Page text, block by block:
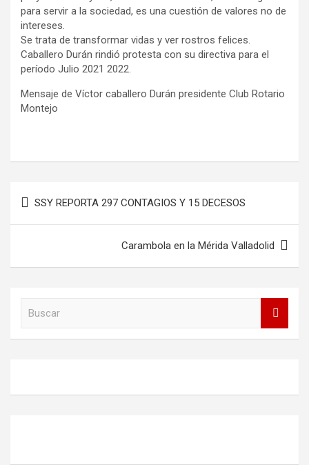
para servir a la sociedad, es una cuestión de valores no de
intereses.
Se trata de transformar vidas y ver rostros felices.
Caballero Durán rindió protesta con su directiva para el
período Julio 2021 2022.
Mensaje de Víctor caballero Durán presidente Club Rotario
Montejo
SSY REPORTA 297 CONTAGIOS Y 15 DECESOS
Carambola en la Mérida Valladolid